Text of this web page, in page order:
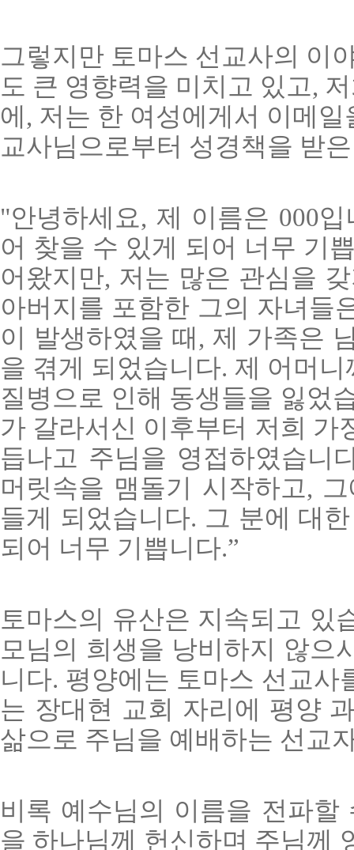
그렇지만 토마스 선교사의 이
도 큰 영향력을 미치고 있고,
에, 저는 한 여성에게서 이메
교사님으로부터 성경책을 받
"안녕하세요, 제 이름은 000
어 찾을 수 있게 되어 너무 기
어왔지만, 저는 많은 관심을
아버지를 포함한 그의 자녀들
이 발생하였을 때, 제 가족은
을 겪게 되었습니다. 제 어머
질병으로 인해 동생들을 잃었
가 갈라서신 이후부터 저희 가
듭나고 주님을 영접하였습니
머릿속을 맴돌기 시작하고,
들게 되었습니다. 그 분에 대
되어 너무 기쁩니다.”
토마스의 유산은 지속되고 있
모님의 희생을 낭비하지 않으
니다. 평양에는 토마스 선교
는 장대현 교회 자리에 평양
삶으로 주님을 예배하는 선교
비록 예수님의 이름을 전파
을 하나님께 헌신하며 주님께